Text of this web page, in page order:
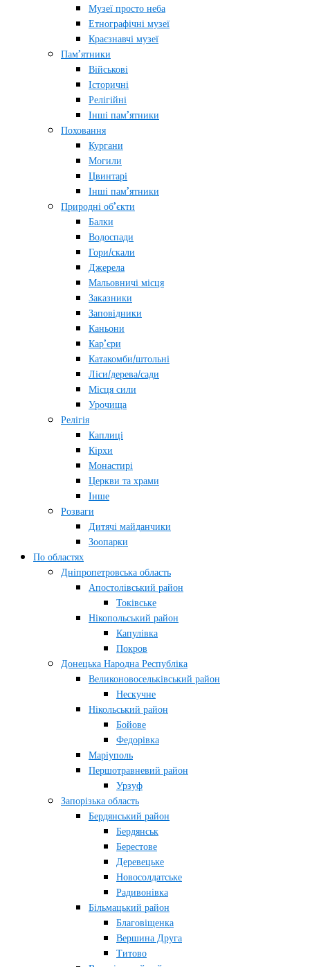
Музеї просто неба
Етнографічні музеї
Краєзнавчі музеї
Пам’ятники
Військові
Історичні
Релігійні
Інші пам’ятники
Поховання
Кургани
Могили
Цвинтарі
Інші пам’ятники
Природні об’єкти
Балки
Водоспади
Гори/скали
Джерела
Мальовничі місця
Заказники
Заповідники
Каньони
Кар’єри
Катакомби/штольні
Ліси/дерева/сади
Місця сили
Урочища
Релігія
Каплиці
Кірхи
Монастирі
Церкви та храми
Інше
Розваги
Дитячі майданчики
Зоопарки
По областях
Дніпропетровська область
Апостолівський район
Токівське
Нікопольський район
Капулівка
Покров
Донецька Народна Республіка
Великоновосельківський район
Нескучне
Нікольський район
Бойове
Федорівка
Маріуполь
Першотравневий район
Урзуф
Запорізька область
Бердянський район
Бердянськ
Берестове
Деревецьке
Новосолдатське
Радивонівка
Більмацький район
Благовіщенка
Вершина Друга
Титово